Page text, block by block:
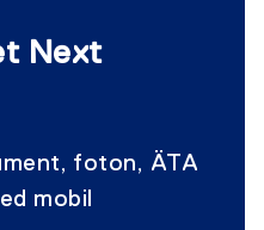
Next
foton, ÄTA
mobil